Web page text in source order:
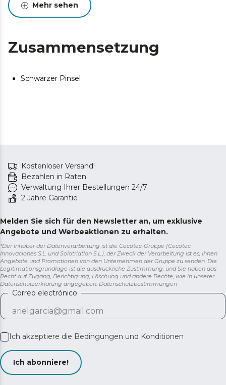
Mehr sehen
Zusammensetzung
Schwarzer Pinsel
Kostenloser Versand!
Bezahlen in Raten
Verwaltung Ihrer Bestellungen 24/7
2 Jahre Garantie
Melden Sie sich für den Newsletter an, um exklusive
Angebote und Werbeaktionen zu erhalten.
*Der Inhaber der Datenverarbeitung ist die Cecotec-Gruppe (Cecotec
Innovaciones S.L. und Solotriatlon S.L.), der Zweck der Verarbeitung ist es, Ihnen
Angebote und Promotionen von den Unternehmen der Gruppe zu senden. Die
Legitimationsgrundlage ist die ausdrückliche Zustimmung, und Sie haben das
Recht auf Zugang, Berichtigung, Löschung und andere Rechte, wie in unserer
Datenschutzerklärung angegeben. Datenschutzbestimmungen
Correo electrónico
Ich akzeptiere die Bedingungen und Konditionen
Ich abonniere!